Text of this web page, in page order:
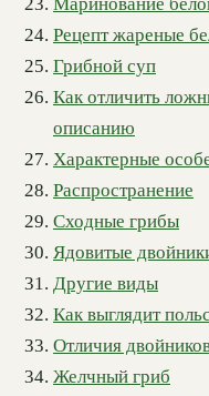
Маринование
Рецепт жареные
Грибной суп
Как отличить
описанию
Характерные
Распространение
Сходные грибы
Ядовитые
Другие виды
Как выглядит
Отличия
Желчный гриб